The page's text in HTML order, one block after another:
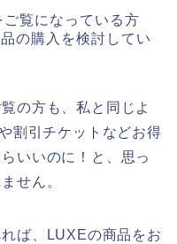
覧になっている方
の購入を検討してい
の方も、私と同じよ
割引チケットなどお得
いいのに！と、思っ
せん。
ば、LUXEの商品をお